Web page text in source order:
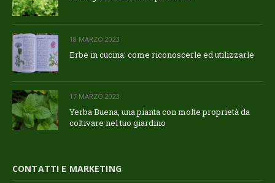
18 MARZO 2023
Erbe in cucina: come riconoscerle ed utilizzarle
17 MARZO 2023
Yerba Buena, una pianta con molte proprietà da
coltivare nel tuo giardino
CONTATTI E MARKETING